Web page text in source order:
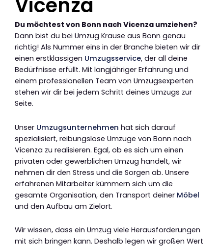
Vicenza
Du möchtest von Bonn nach Vicenza umziehen?
Dann bist du bei Umzug Krause aus Bonn genau
richtig! Als Nummer eins in der Branche bieten wir dir
einen erstklassigen Umzugsservice, der all deine
Bedürfnisse erfüllt. Mit langjähriger Erfahrung und
einem professionellen Team von Umzugsexperten
stehen wir dir bei jedem Schritt deines Umzugs zur
Seite.
Unser Umzugsunternehmen hat sich darauf
spezialisiert, reibungslose Umzüge von Bonn nach
Vicenza zu realisieren. Egal, ob es sich um einen
privaten oder gewerblichen Umzug handelt, wir
nehmen dir den Stress und die Sorgen ab. Unsere
erfahrenen Mitarbeiter kümmern sich um die
gesamte Organisation, den Transport deiner Möbel
und den Aufbau am Zielort.
Wir wissen, dass ein Umzug viele Herausforderungen
mit sich bringen kann. Deshalb legen wir großen Wert